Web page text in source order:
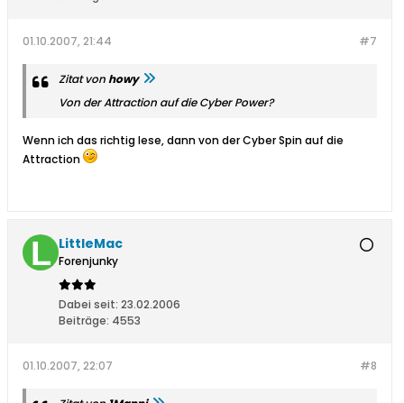
#7
01.10.2007, 21:44
Zitat vonhowy
Von der Attraction auf die Cyber Power?
Wenn ich das richtig lese, dann von der Cyber Spin auf die
Attraction
LittleMac
Forenjunky
Dabei seit: 23.02.2006
Beiträge: 4553
#8
01.10.2007, 22:07